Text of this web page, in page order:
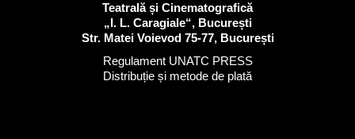
Teatrală și Cinematografică
„I. L. Caragiale“, București
Str. Matei Voievod 75-77, București
Regulament UNATC PRESS
Distribuție și metode de plată